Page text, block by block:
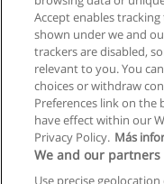
Fachhochschule St.
Accept enables
shown under we and
trackers are disabled,
relevant to you. You
choices or withdraw
Preferences link on the
have effect within our
Privacy Policy. Más
We and our
Use precise